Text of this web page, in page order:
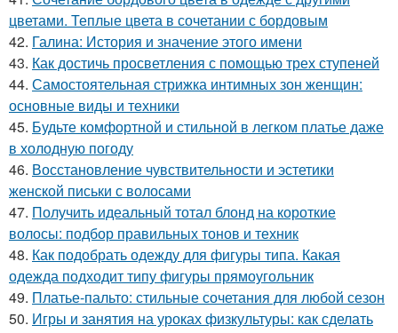
цветами. Теплые цвета в сочетании с бордовым
42. Галина: История и значение этого имени
43. Как достичь просветления с помощью трех ступеней
44. Самостоятельная стрижка интимных зон женщин:
основные виды и техники
45. Будьте комфортной и стильной в легком платье даже
в холодную погоду
46. Восстановление чувствительности и эстетики
женской письки с волосами
47. Получить идеальный тотал блонд на короткие
волосы: подбор правильных тонов и техник
48. Как подобрать одежду для фигуры типа. Какая
одежда подходит типу фигуры прямоугольник
49. Платье-пальто: стильные сочетания для любой сезон
50. Игры и занятия на уроках физкультуры: как сделать